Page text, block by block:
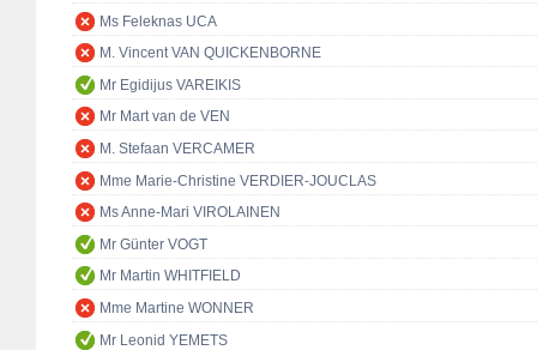
Ms Feleknas UCA
M. Vincent VAN QUICKENBORNE
Mr Egidijus VAREIKIS
Mr Mart van de VEN
M. Stefaan VERCAMER
Mme Marie-Christine VERDIER-JOUCLAS
Ms Anne-Mari VIROLAINEN
Mr Günter VOGT
Mr Martin WHITFIELD
Mme Martine WONNER
Mr Leonid YEMETS